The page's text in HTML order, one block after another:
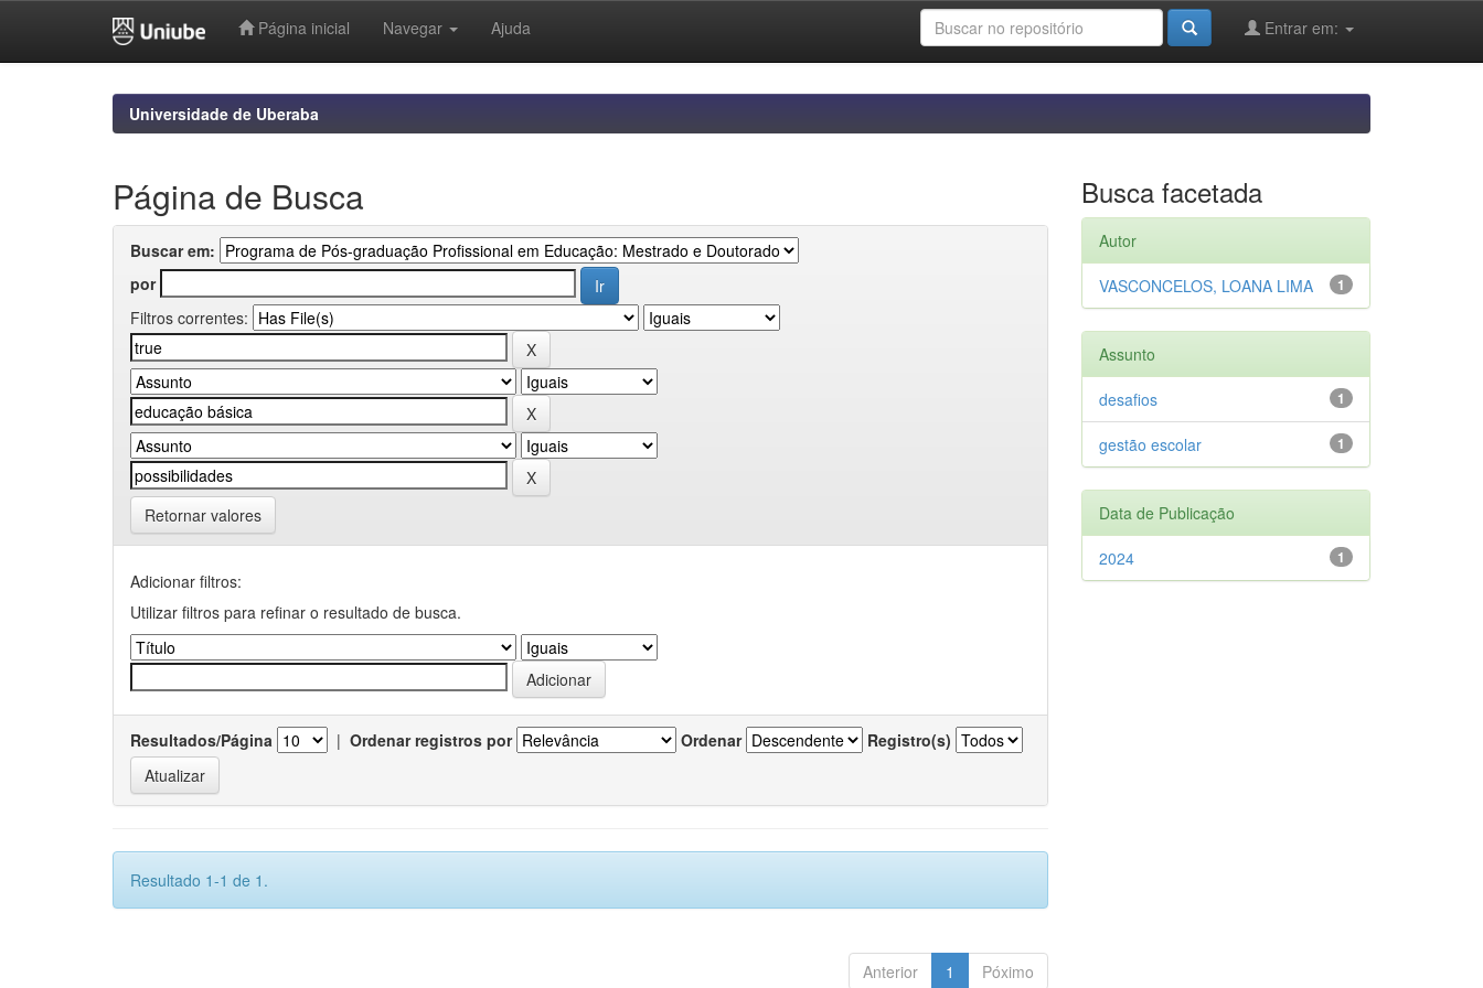
Página inicial Navegar Ajuda Entrar em:
Universidade de Uberaba
Página de Busca
Buscar em:
por
Filtros correntes:
Retornar valores
Adicionar filtros:
Utilizar filtros para refinar o resultado de busca.
Resultados/Página | Ordenar registros por Ordenar Registro(s)
Resultado 1-1 de 1.
Anterior 1 Póximo
Busca facetada
Autor
1
VASCONCELOS, LOANA LIMA
Assunto
1
desafios
1
gestão escolar
Data de Publicação
1
2024